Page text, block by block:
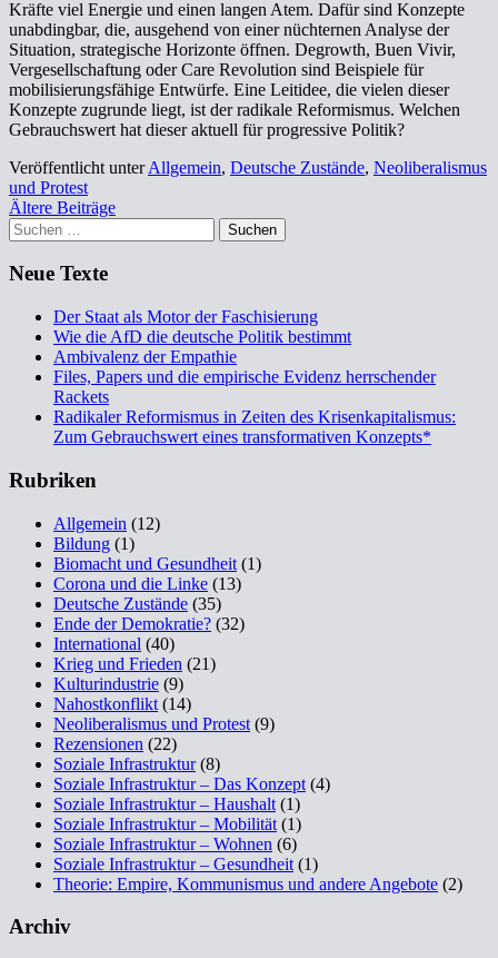
Kräfte viel Energie und einen langen Atem. Dafür sind Konzepte
unabdingbar, die, ausgehend von einer nüchternen Analyse der
Situation, strategische Horizonte öffnen. Degrowth, Buen Vivir,
Vergesellschaftung oder Care Revolution sind Beispiele für
mobilisierungsfähige Entwürfe. Eine Leitidee, die vielen dieser
Konzepte zugrunde liegt, ist der radikale Reformismus. Welchen
Gebrauchswert hat dieser aktuell für progressive Politik?
Veröffentlicht unterAllgemein, Deutsche Zustände, Neoliberalismus
und Protest
Beitragsnavigation
Ältere Beiträge
Suchen
nach:
Neue Texte
Der Staat als Motor der Faschisierung
Wie die AfD die deutsche Politik bestimmt
Ambivalenz der Empathie
Files, Papers und die empirische Evidenz herrschender
Rackets
Radikaler Reformismus in Zeiten des Krisenkapitalismus:
Zum Gebrauchswert eines transformativen Konzepts*
Rubriken
Allgemein (12)
Bildung (1)
Biomacht und Gesundheit (1)
Corona und die Linke (13)
Deutsche Zustände (35)
Ende der Demokratie? (32)
International (40)
Krieg und Frieden (21)
Kulturindustrie (9)
Nahostkonflikt (14)
Neoliberalismus und Protest (9)
Rezensionen (22)
Soziale Infrastruktur(8)
Soziale Infrastruktur – Das Konzept (4)
Soziale Infrastruktur – Haushalt (1)
Soziale Infrastruktur – Mobilität (1)
Soziale Infrastruktur – Wohnen (6)
Soziale Infrastruktur – Gesundheit (1)
Theorie: Empire, Kommunismus und andere Angebote (2)
Archiv